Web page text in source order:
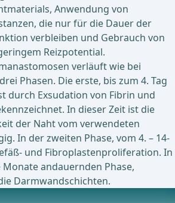
Anwendung von
die nur für die Dauer der
verbleiben und Gebrauch von
Reizpotential.
verläuft wie bei
Phasen. Die erste, bis zum 4. Tag
durch Exsudation von Fibrin und
In dieser Zeit ist die
der Naht vom verwendeten
In der zweiten Phase, vom 4. – 14-
und Fibroplastenproliferation. In
andauernden Phase,
Darmwandschichten.